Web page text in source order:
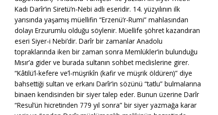
Kadı Darîr’in Siretü’n-Nebi adlı eseridir. 14. yüzyılının ilk
yarısında yaşamış müellifin “Erzenü’r-Rumi” mahlasından
dolayı Erzurumlu olduğu söylenir. Müellife şöhret kazandıran
eseri Siyer-i Nebi’dir. Darîr bir zamanlar Anadolu
topraklarında iken bir zaman sonra Memlükler’in bulunduğu
Mısır’a gider ve burada sultanın sohbet meclislerine girer.
“Kâtilü’l-kefere ve’l-müşrikîn (kafir ve müşrik öldüren)” diye
bahsettiği sultan ve erkanı Darîr’in sözünü “tatlu” bulmalarına
binaen kendisinden bir siyer talep eder. Bunun üzerine Darîr
“Resul’ün hicretinden 779 yıl sonra” bir siyer yazmağa karar